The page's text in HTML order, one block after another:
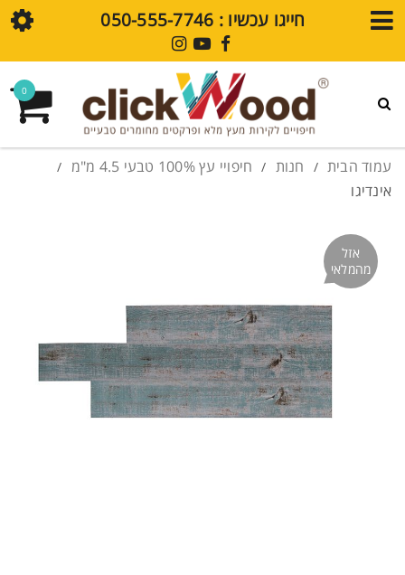
גלריית עיצובים
פרקט SPC
סרטוני הדרכה
חייגו עכשיו : ⁦050-555-7746⁩
0
עמוד הבית / חנות / חיפויי עץ 100% טבעי 4.5 מ"מ /
אינדיגו
אזל
מהמלאי